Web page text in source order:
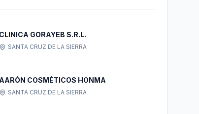
CLINICA GORAYEB S.R.L.
SANTA CRUZ DE LA SIERRA
AARÓN COSMÉTICOS HONMA
SANTA CRUZ DE LA SIERRA